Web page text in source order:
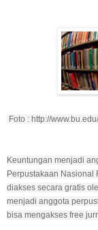
Foto : http://
Keuntungan menjadi
Perpustakaan Nasional
diakses secara gratis
menjadi anggota
bisa mengakses free